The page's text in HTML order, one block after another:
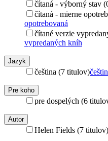
čítaná - výborný stav
čítaná - mierne
opotrebovaná
čítané verzie
vypredaných kníh
Jazyk
čeština (7 titulov)
Pre koho
pre dospelých (6
Autor
Helen Fields (7 titulov)